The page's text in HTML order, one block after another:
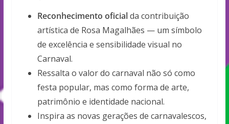
Reconhecimento oficialda contribuição
artística de Rosa Magalhães — um símbolo
de excelência e sensibilidade visual no
Carnaval.
Ressalta o valor do carnaval não só como
festa popular, mas como forma de arte,
patrimônio e identidade nacional.
Inspira as novas gerações de carnavalescos,